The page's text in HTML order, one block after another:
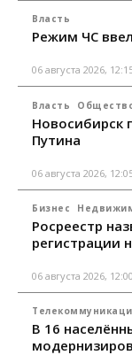
Власть
Режим ЧС
06 августа 2026,
Власть
Новосибирск
Путина
06 августа 2026,
Бизнес
Росреестр
регистрации
06 августа 2026, 12:00
В 16